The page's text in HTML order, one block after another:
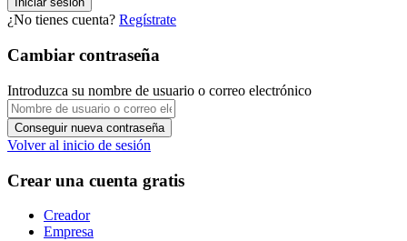
¿No tienes cuenta? Regístrate
Cambiar contraseña
Introduzca su nombre de usuario o correo electrónico
Volver al inicio de sesión
Crear una cuenta gratis
Creador
Empresa